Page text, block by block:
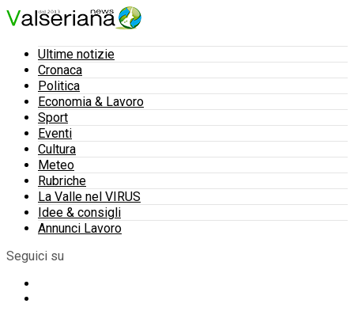
Ultime notizie
Cronaca
Politica
Economia & Lavoro
Sport
Eventi
Cultura
Meteo
Rubriche
La Valle nel VIRUS
Idee & consigli
Annunci Lavoro
Seguici su